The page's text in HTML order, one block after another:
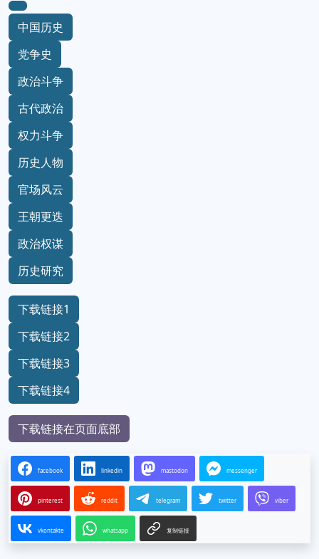
中国历史
党争史
政治斗争
古代政治
权力斗争
历史人物
官场风云
王朝更迭
政治权谋
历史研究
下载链接1
下载链接2
下载链接3
下载链接4
下载链接在页面底部
facebook linkedin mastodon messenger
pinterest reddit telegram twitter viber
vkontakte whatsapp 复制链接